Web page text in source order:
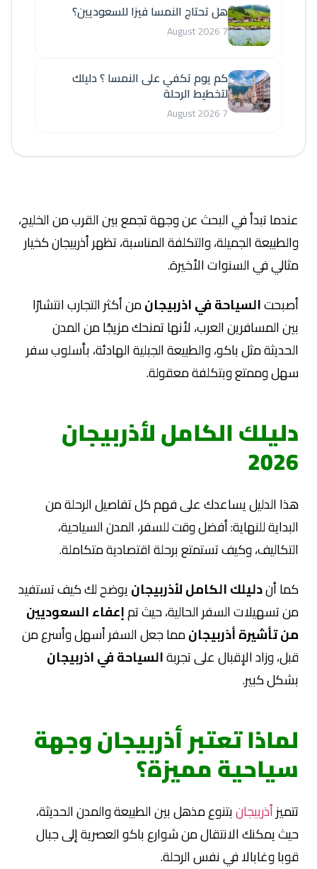
عندما تبدأ في البحث عن وجهة تجمع بين القرب من الخليج،
والطبيعة الجميلة، والتكلفة المناسبة، تظهر أذربيجان كخيار
مثالي في السنوات الأخيرة.
أصبحتالسياحة في اذربيجانمن أكثر التجارب انتشارًا
بين المسافرين العرب، لأنها تمنحك مزيجًا من المدن
الحديثة مثل باكو، والطبيعة الجبلية الهادئة، بأسلوب سفر
سهل وممتع وبتكلفة معقولة.
دليلك الكامل لأذربيجان
2026
هذا الدليل يساعدك على فهم كل تفاصيل الرحلة من
البداية للنهاية: أفضل وقت للسفر، المدن السياحية،
التكاليف، وكيف تستمتع برحلة اقتصادية متكاملة.
كما أندليلك الكامل لأذربيجانيوضح لك كيف تستفيد
من تسهيلات السفر الحالية، حيث تمإعفاء السعوديين
من تأشيرة أذربيجانمما جعل السفر أسهل وأسرع من
قبل، وزاد الإقبال على تجربةالسياحة في اذربيجان
بشكل كبير.
لماذا تعتبر أذربيجان وجهة
سياحية مميزة؟
تتميزأذربيجانبتنوع مذهل بين الطبيعة والمدن الحديثة،
حيث يمكنك الانتقال من شوارع باكو العصرية إلى جبال
قوبا وغابالا في نفس الرحلة.
هل تحتاج النمسا فيزا للسعوديين؟
7 August 2026
كم يوم تكفي على النمسا ؟ دليلك
لتخطيط الرحلة
7 August 2026